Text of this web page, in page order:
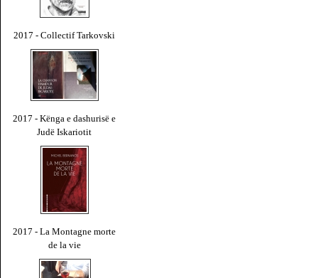
2017 - Collectif Tarkovski
2017 - Kënga e dashurisë e
Judë Iskariotit
2017 - La Montagne morte
de la vie